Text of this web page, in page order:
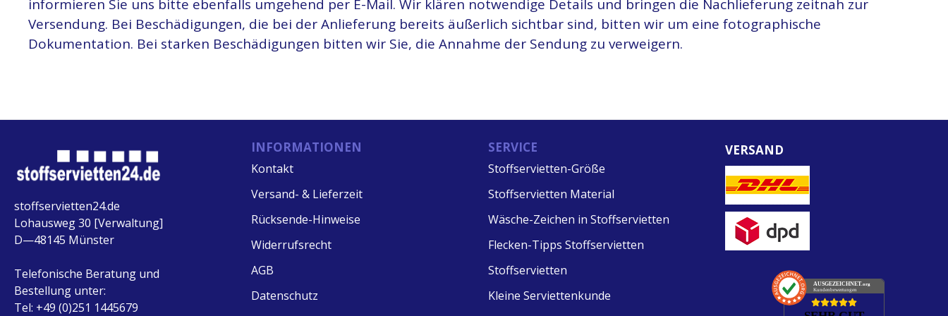
informieren Sie uns bitte ebenfalls umgehend per E-Mail. Wir klären notwendige Details und bringen die Nachlieferung zeitnah zur
Versendung. Bei Beschädigungen, die bei der Anlieferung bereits äußerlich sichtbar sind, bitten wir um eine fotographische
Dokumentation. Bei starken Beschädigungen bitten wir Sie, die Annahme der Sendung zu verweigern.
stoffservietten24.de
Lohausweg 30 [Verwaltung]
D—48145 Münster
Telefonische Beratung und
Bestellung unter:
Tel: +49 (0)251 1445679
INFORMATIONEN
Kontakt
Versand- & Lieferzeit
Rücksende-Hinweise
Widerrufsrecht
AGB
Datenschutz
SERVICE
Stoffservietten-Größe
Stoffservietten Material
Wäsche-Zeichen in Stoffservietten
Flecken-Tipps Stoffservietten
Stoffservietten
Kleine Serviettenkunde
VERSAND
AUSGEZEICHNET .org
Kundenbewertungen